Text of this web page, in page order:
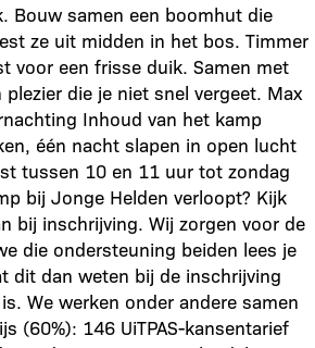
Bouw samen een boomhut die
ze uit midden in het bos. Timmer
voor een frisse duik. Samen met
die je niet snel vergeet. Max
Inhoud van het kamp
één nacht slapen in open lucht
tussen 10 en 11 uur tot zondag
bij Jonge Helden verloopt? Kijk
bij inschrijving. Wij zorgen voor de
die ondersteuning beiden lees je
dit dan weten bij de inschrijving
We werken onder andere samen
(60%): 146 UiTPAS-kansentarief